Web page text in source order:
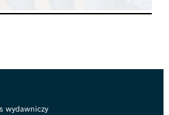
wydawniczy